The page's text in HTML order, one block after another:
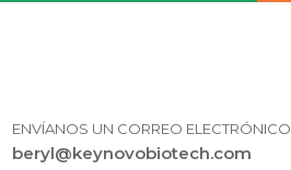
ENVÍANOS UN CORREO ELECTRÓNICO
beryl@keynovobiotech.com